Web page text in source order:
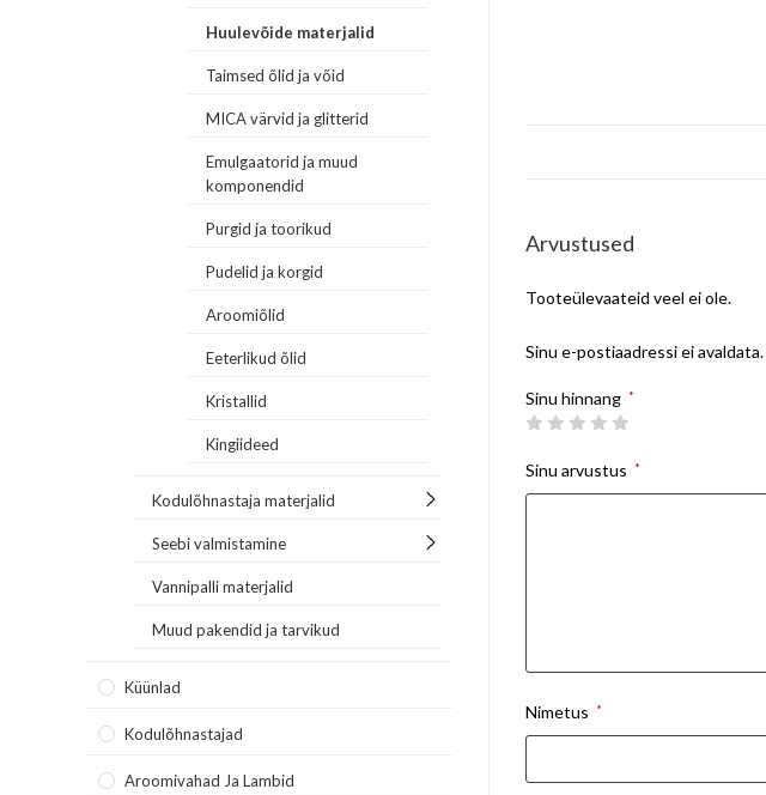
Arvustused
Tooteülevaateid veel ei ole.
Sinu e-postiaadressi ei avaldata.
Sinu hinnang *
Sinu arvustus *
Nimetus *
Huulevõide materjalid
Taimsed õlid ja võid
MICA värvid ja glitterid
Emulgaatorid ja muud
komponendid
Purgid ja toorikud
Pudelid ja korgid
Aroomiõlid
Eeterlikud õlid
Kristallid
Kingiideed
Kodulõhnastaja materjalid
Seebi valmistamine
Vannipalli materjalid
Muud pakendid ja tarvikud
Küünlad
Kodulõhnastajad
Aroomivahad Ja Lambid